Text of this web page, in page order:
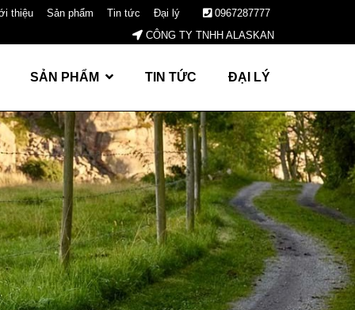
thiệu Sản phẩm Tin tức Đại lý
0967287777
CÔNG TY TNHH ALASKAN
SẢN PHẨM TIN TỨC ĐẠI LÝ